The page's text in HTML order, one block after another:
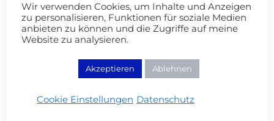
ANOTHERANNA
24/02/2014 - 21:04
Hm, es sieht schon etwas gewöhnungsbedürftig
aus. Vlt wäre das an nur ein oder zwei Nägeln oder
vlt nur an einigen Stellen auf den Nägeln
ANTWORTEN
Wir verwenden Cookies, um Inhalte und Anzeigen
zu personalisieren, Funktionen für soziale Medien
anbieten zu können und die Zugriffe auf meine
Website zu analysieren.
Akzeptieren Ablehnen
Cookie Einstellungen Datenschutz